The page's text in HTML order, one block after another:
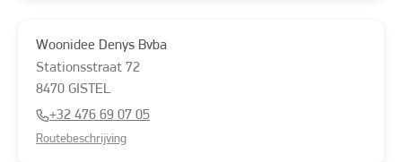
Woonidee Denys Bvba
Stationsstraat 72
8470 GISTEL
+32 476 69 07 05
Routebeschrijving